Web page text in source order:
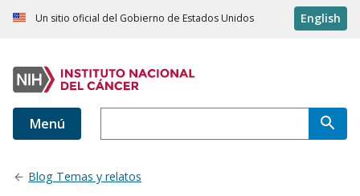
Un sitio oficial del Gobierno de Estados Unidos English
Menú
Blog Temas y relatos